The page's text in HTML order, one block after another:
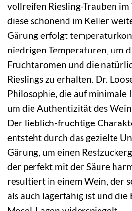
vollreifen Riesling-Trauben
diese schonend im Keller
Gärung erfolgt
niedrigen Temperaturen, um
Fruchtaromen und die
Rieslings zu erhalten. Dr.
Philosophie, die auf minimale
um die Authentizität des
Der lieblich-fruchtige
entsteht durch das gezielte
Gärung, um einen
der perfekt mit der Säure
resultiert in einem Wein, der
als auch lagerfähig ist und